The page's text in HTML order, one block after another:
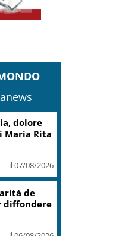
dolore
Maria Rita
il 07/08/2026
de
diffondere